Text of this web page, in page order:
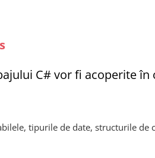
C# vor fi acoperite în
tipurile de date, structurile